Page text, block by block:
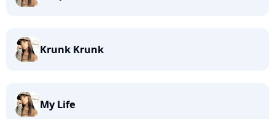
Krunk Krunk
My Life